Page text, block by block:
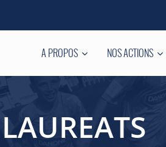
A PROPOS NOS ACTIONS
LAUREATS